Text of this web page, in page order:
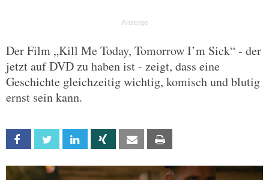
Der Film „Kill Me Today, Tomorrow I’m Sick“ - der
jetzt auf DVD zu haben ist - zeigt, dass eine
Geschichte gleichzeitig wichtig, komisch und blutig
ernst sein kann.
Facebook Twitter Linkedin Xing Email